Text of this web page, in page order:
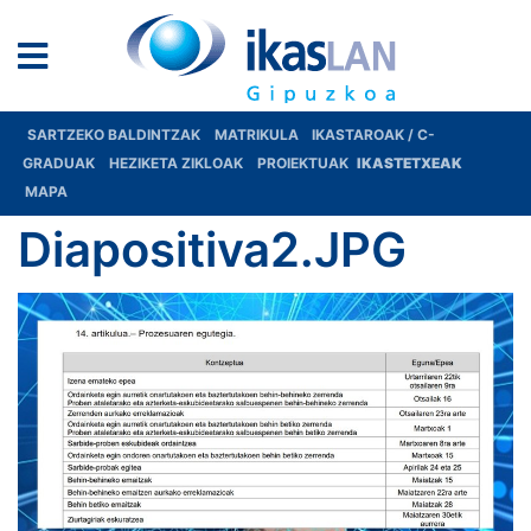
SARTZEKO BALDINTZAK MATRIKULA
IKASTAROAK / C-
GRADUAK
HEZIKETA ZIKLOAK PROIEKTUAK IKASTETXEAK
MAPA
Diapositiva2.JPG